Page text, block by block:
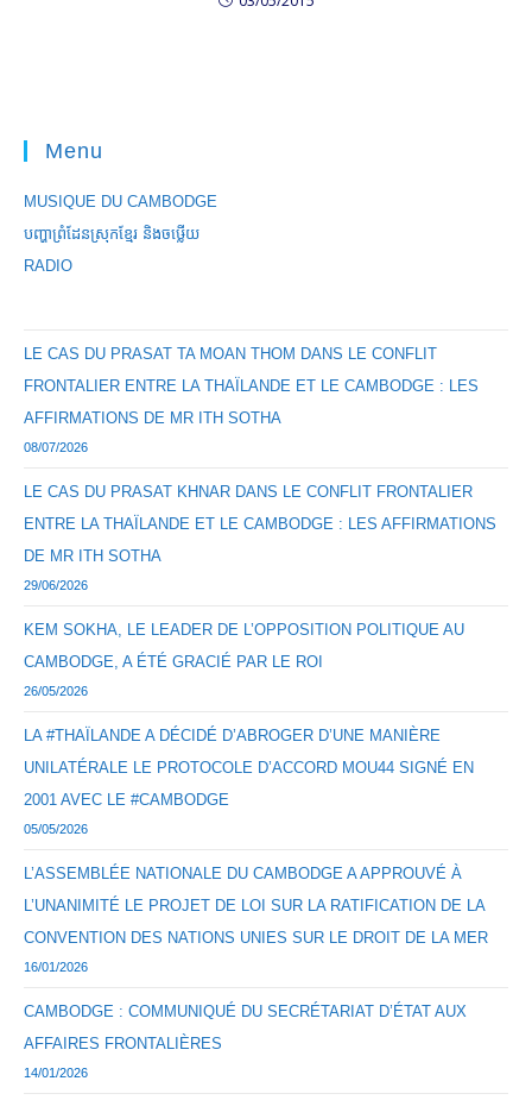
Menu
MUSIQUE DU CAMBODGE
បញ្ហាព្រំដែនស្រុកខ្មែរ និងចឞ្លើយ
RADIO
LE CAS DU PRASAT TA MOAN THOM DANS LE CONFLIT
FRONTALIER ENTRE LA THAÏLANDE ET LE CAMBODGE : LES
AFFIRMATIONS DE MR ITH SOTHA
08/07/2026
LE CAS DU PRASAT KHNAR DANS LE CONFLIT FRONTALIER
ENTRE LA THAÏLANDE ET LE CAMBODGE : LES AFFIRMATIONS
DE MR ITH SOTHA
29/06/2026
KEM SOKHA, LE LEADER DE L’OPPOSITION POLITIQUE AU
CAMBODGE, A ÉTÉ GRACIÉ PAR LE ROI
26/05/2026
LA #THAÏLANDE A DÉCIDÉ D’ABROGER D’UNE MANIÈRE
UNILATÉRALE LE PROTOCOLE D’ACCORD MOU44 SIGNÉ EN
2001 AVEC LE #CAMBODGE
05/05/2026
L’ASSEMBLÉE NATIONALE DU CAMBODGE A APPROUVÉ À
L’UNANIMITÉ LE PROJET DE LOI SUR LA RATIFICATION DE LA
CONVENTION DES NATIONS UNIES SUR LE DROIT DE LA MER
16/01/2026
CAMBODGE : COMMUNIQUÉ DU SECRÉTARIAT D’ÉTAT AUX
AFFAIRES FRONTALIÈRES
14/01/2026